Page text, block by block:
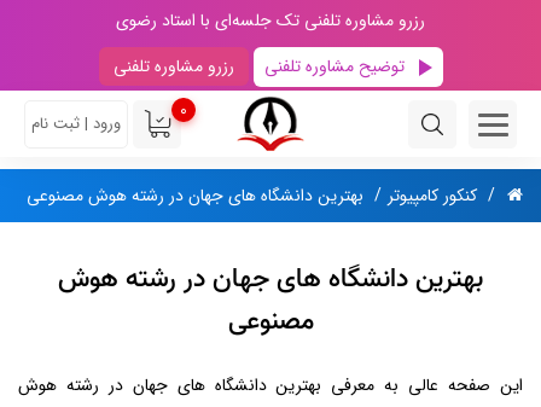
رزرو مشاوره تلفنی تک جلسه‌ای با استاد رضوی
توضیح مشاوره تلفنی
رزرو مشاوره تلفنی
0
ورود | ثبت نام
کنکور کامپیوتر بهترین دانشگاه های جهان در رشته هوش مصنوعی
بهترین دانشگاه های جهان در رشته هوش
مصنوعی
این صفحه عالی به معرفی بهترین دانشگاه های جهان در رشته هوش